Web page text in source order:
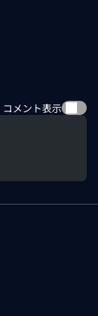
コメント表示